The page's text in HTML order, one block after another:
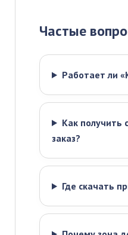
Частые
Работает ли
Как получить
заказ?
Где скачать